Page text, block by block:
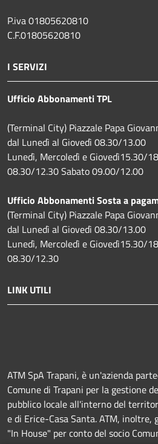
P.iva 01805620810
C.F.01805620810
I SERVIZI
Ufficio Abbonamenti TPL
(Terminal City) Piazzale Papa
dal Lunedì al Giovedì 08.30/13.00
Lunedì, Mercoledì e Giovedì15.30/
08.30/12.30 Sabato 09.00/12.00
Ufficio Abbonamenti Sosta a
(Terminal City) Piazzale Papa
dal Lunedì al Giovedì 08.30/13.00
Lunedì, Mercoledì e Giovedì15.30/
08.30/12.30
LINK UTILI
ATM SpA Trapani, è un'azienda
Comune di Trapani per la gestione
pubblico locale all'interno del
e di Erice-Casa Santa. ATM,
"In House" per conto del socio